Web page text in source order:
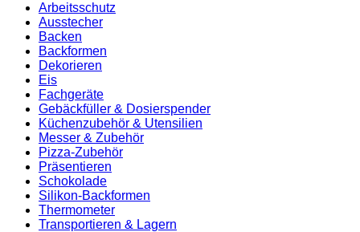
Arbeitsschutz
Ausstecher
Backen
Backformen
Dekorieren
Eis
Fachgeräte
Gebäckfüller & Dosierspender
Küchenzubehör & Utensilien
Messer & Zubehör
Pizza-Zubehör
Präsentieren
Schokolade
Silikon-Backformen
Thermometer
Transportieren & Lagern